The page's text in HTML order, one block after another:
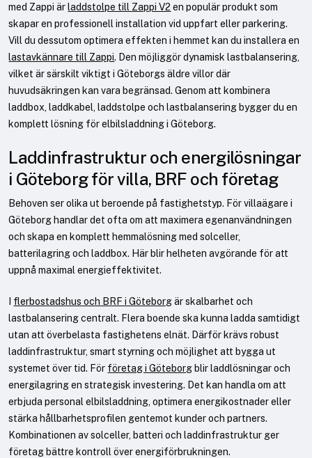
med Zappi är laddstolpe till Zappi V2 en populär produkt som
skapar en professionell installation vid uppfart eller parkering.
Vill du dessutom optimera effekten i hemmet kan du installera en
lastavkännare till Zappi. Den möjliggör dynamisk lastbalansering,
vilket är särskilt viktigt i Göteborgs äldre villor där
huvudsäkringen kan vara begränsad. Genom att kombinera
laddbox, laddkabel, laddstolpe och lastbalansering bygger du en
komplett lösning för elbilsladdning i Göteborg.
Laddinfrastruktur och energilösningar
i Göteborg för villa, BRF och företag
Behoven ser olika ut beroende på fastighetstyp. För villaägare i
Göteborg handlar det ofta om att maximera egenanvändningen
och skapa en komplett hemmalösning med solceller,
batterilagring och laddbox. Här blir helheten avgörande för att
uppnå maximal energieffektivitet.
flerbostadshus och BRF i Göteborgär skalbarhet och
lastbalansering centralt. Flera boende ska kunna ladda samtidigt
utan att överbelasta fastighetens elnät. Därför krävs robust
laddinfrastruktur, smart styrning och möjlighet att bygga ut
systemet över tid. För företag i Göteborg blir laddlösningar och
energilagring en strategisk investering. Det kan handla om att
erbjuda personal elbilsladdning, optimera energikostnader eller
stärka hållbarhetsprofilen gentemot kunder och partners.
Kombinationen av solceller, batteri och laddinfrastruktur ger
företag bättre kontroll över energiförbrukningen.